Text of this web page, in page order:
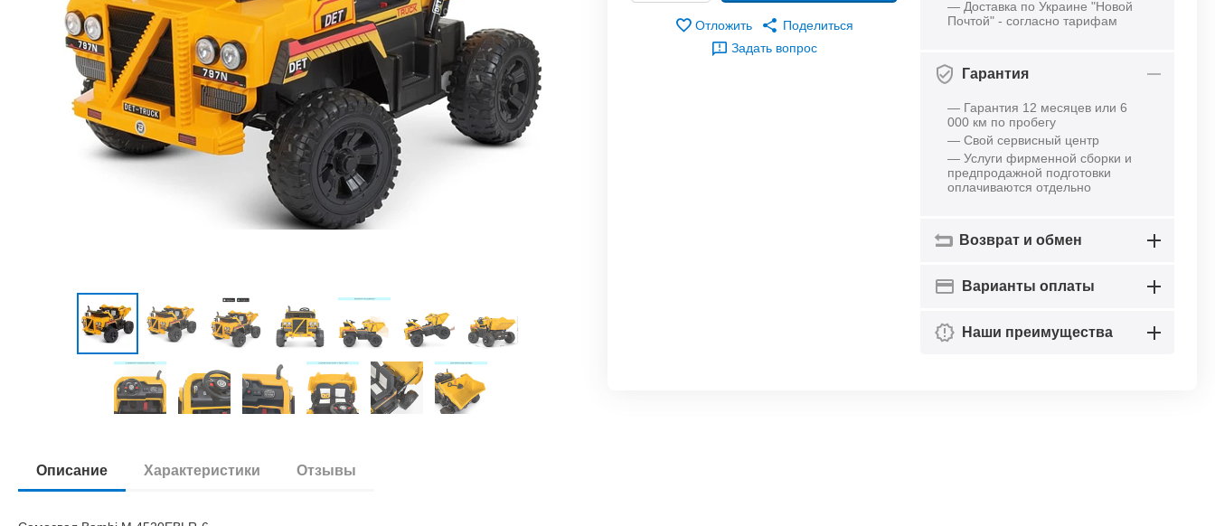
Отложить
Поделиться
Задать вопрос
— Доставка по Украине "Новой
Почтой" - согласно тарифам
Гарантия
— Гарантия 12 месяцев или 6
000 км по пробегу
— Свой сервисный центр
— Услуги фирменной сборки и
предпродажной подготовки
оплачиваются отдельно
Возврат и обмен
Варианты оплаты
Наши преимущества
Описание Характеристики Отзывы